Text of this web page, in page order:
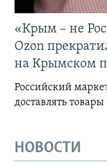
«Крым – не
Ozon
на Крымском
Российский
доставлять
НОВОСТИ